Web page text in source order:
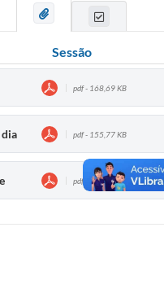
Sessão
pdf - 168,69 KB
pdf - 155,77 KB
pdf - 155,49 KB